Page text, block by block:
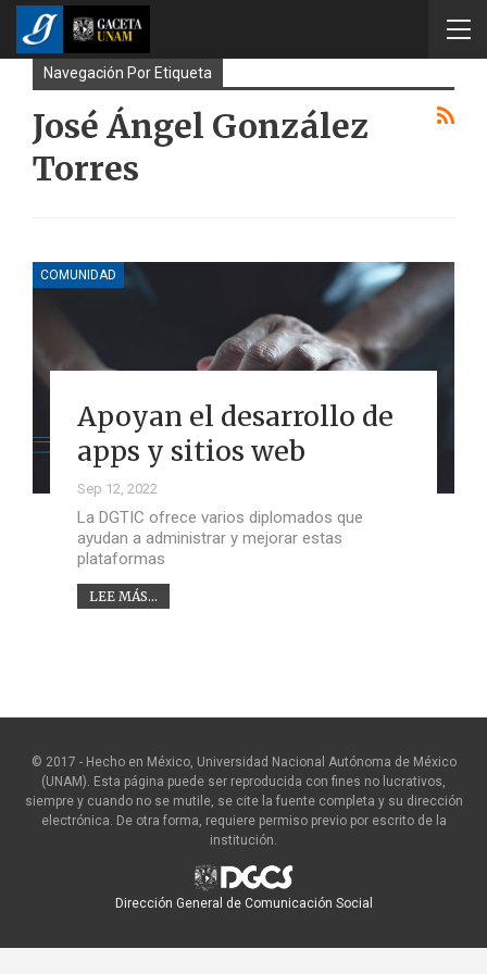
Navegación Por Etiqueta
José Ángel González
Torres
COMUNIDAD
Apoyan el desarrollo de
apps y sitios web
Sep 12, 2022
La DGTIC ofrece varios diplomados que
ayudan a administrar y mejorar estas
plataformas
LEE MÁS...
© 2017 - Hecho en México, Universidad Nacional Autónoma de México
(UNAM). Esta página puede ser reproducida con fines no lucrativos,
siempre y cuando no se mutile, se cite la fuente completa y su dirección
electrónica. De otra forma, requiere permiso previo por escrito de la
institución.
Dirección General de Comunicación Social